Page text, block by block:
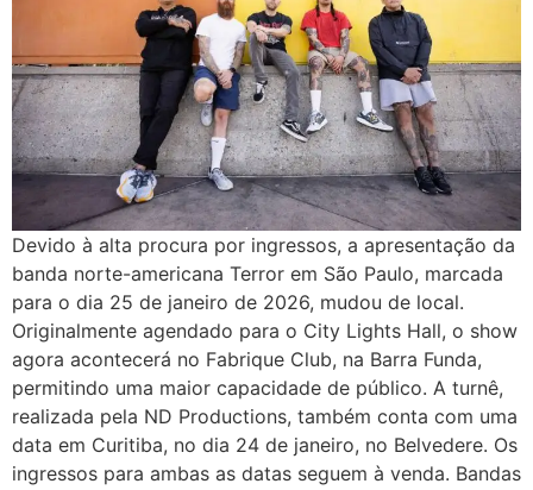
Devido à alta procura por ingressos, a apresentação da
banda norte-americana Terror em São Paulo, marcada
para o dia 25 de janeiro de 2026, mudou de local.
Originalmente agendado para o City Lights Hall, o show
agora acontecerá no Fabrique Club, na Barra Funda,
permitindo uma maior capacidade de público. A turnê,
realizada pela ND Productions, também conta com uma
data em Curitiba, no dia 24 de janeiro, no Belvedere. Os
ingressos para ambas as datas seguem à venda. Bandas